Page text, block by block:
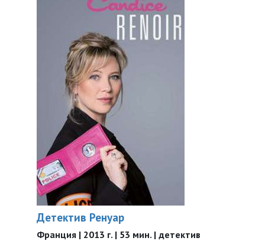
Детектив Ренуар
Франция | 2013 г. | 53 мин. | детектив